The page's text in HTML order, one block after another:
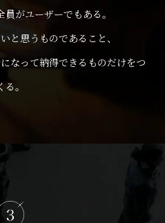
がユーザーでもある。
と思うものであること、
なって納得できるものだけをつ
る。